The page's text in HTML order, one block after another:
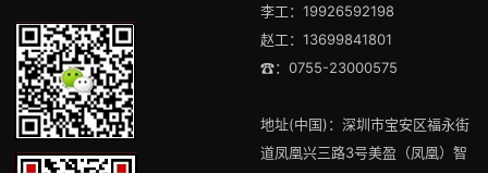
李工：19926592198
赵工：13699841801
☎：0755-23000575
地址(中国)：深圳市宝安区福永街
道凤凰兴三路3号美盈（凤凰）智